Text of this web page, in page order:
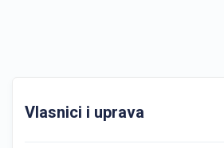
Vlasnici i uprava